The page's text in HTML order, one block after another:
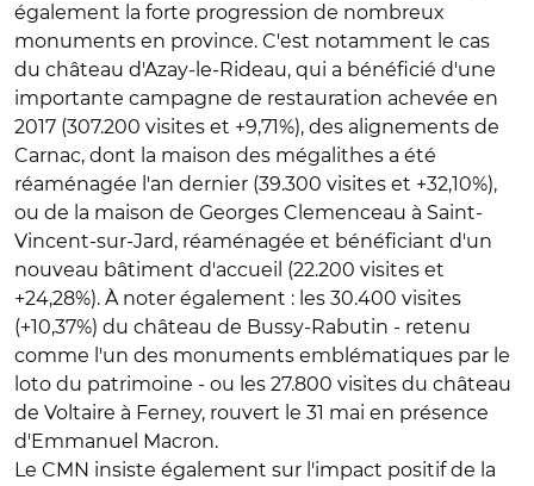
également la forte progression de nombreux
monuments en province. C'est notamment le cas
du château d'Azay-le-Rideau, qui a bénéficié d'une
importante campagne de restauration achevée en
2017 (307.200 visites et +9,71%), des alignements de
Carnac, dont la maison des mégalithes a été
réaménagée l'an dernier (39.300 visites et +32,10%),
ou de la maison de Georges Clemenceau à Saint-
Vincent-sur-Jard, réaménagée et bénéficiant d'un
nouveau bâtiment d'accueil (22.200 visites et
+24,28%). À noter également : les 30.400 visites
(+10,37%) du château de Bussy-Rabutin - retenu
comme l'un des monuments emblématiques par le
loto du patrimoine - ou les 27.800 visites du château
de Voltaire à Ferney, rouvert le 31 mai en présence
d'Emmanuel Macron.
Le CMN insiste également sur l'impact positif de la